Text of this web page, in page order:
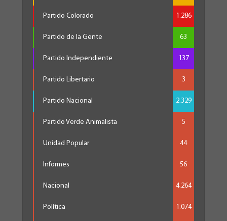
Partido Colorado 1.286
Partido de la Gente 63
Partido Independiente 137
Partido Libertario 3
Partido Nacional 2.329
Partido Verde Animalista 5
Unidad Popular 44
Informes 56
Nacional 4.264
Política 1.074